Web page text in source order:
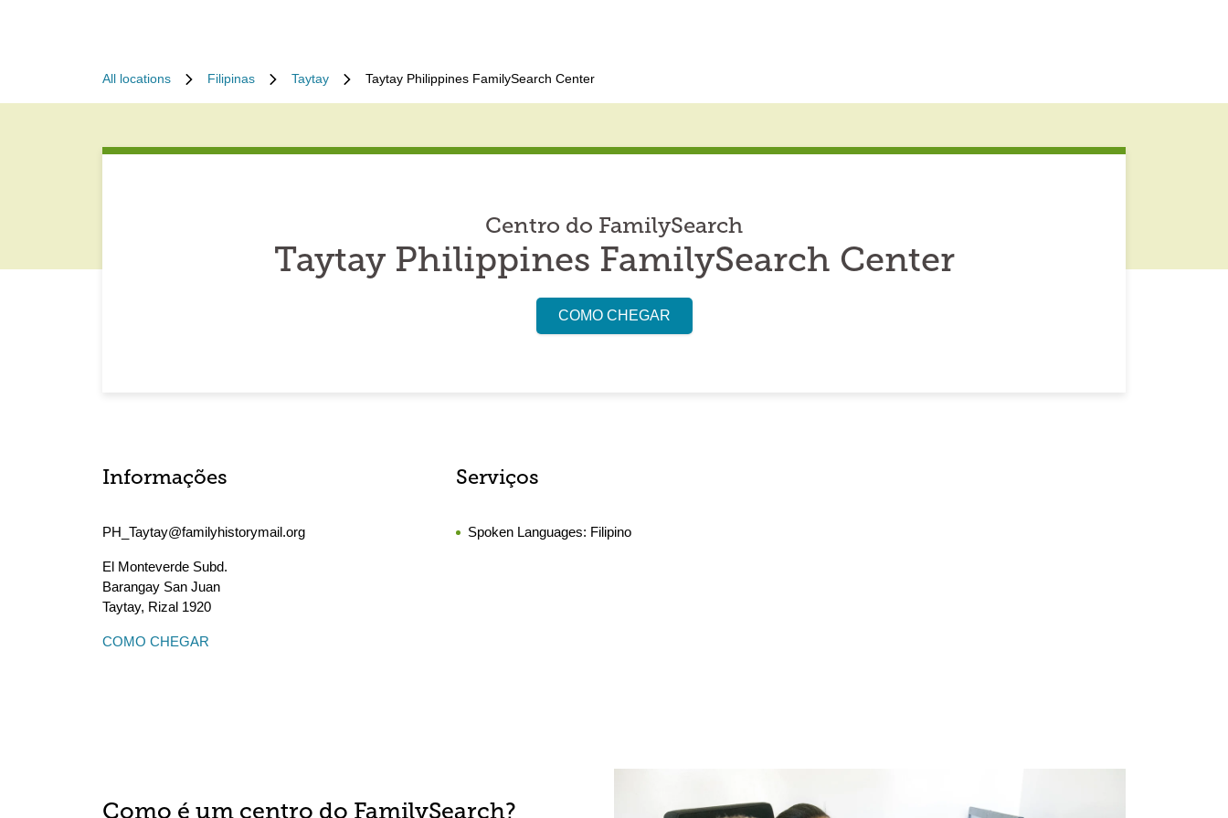
All locations Filipinas Taytay Taytay Philippines FamilySearch Center
Centro do FamilySearch
Taytay Philippines FamilySearch Center
COMO CHEGAR
Informações
PH_Taytay@familyhistorymail.org
El Monteverde Subd.
Barangay San Juan
Taytay, Rizal 1920
COMO CHEGAR
Serviços
Spoken Languages: Filipino
Como é um centro do FamilySearch?